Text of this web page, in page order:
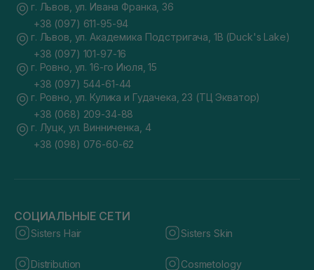
г. Львов, ул. Ивана Франка, 36
+38 (097) 611-95-94
г. Львов, ул. Академика Подстригача, 1В (Duck's Lake)
+38 (097) 101-97-16
г. Ровно, ул. 16-го Июля, 15
+38 (097) 544-61-44
г. Ровно, ул. Кулика и Гудачека, 23 (ТЦ Экватор)
+38 (068) 209-34-88
г. Луцк, ул. Винниченка, 4
+38 (098) 076-60-62
СОЦИАЛЬНЫЕ СЕТИ
Sisters Hair Sisters Skin
Distribution Cosmetology